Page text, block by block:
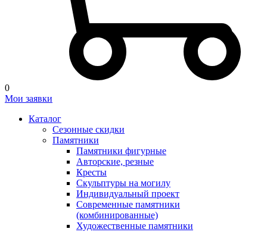
0
Мои заявки
Каталог
Сезонные скидки
Памятники
Памятники фигурные
Авторские, резные
Кресты
Скульптуры на могилу
Индивидуальный проект
Современные памятники
(комбинированные)
Художественные памятники